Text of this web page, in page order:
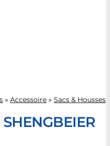
» Accessoire » Sacs & Housses